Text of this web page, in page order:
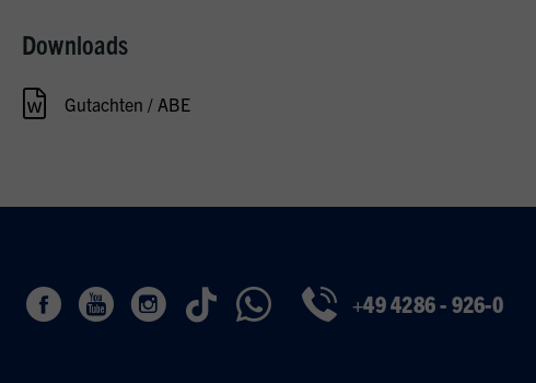
Downloads
Gutachten / ABE
+49 4286 - 926-0